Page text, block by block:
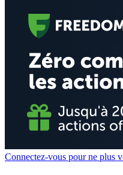
Connectez-vous pour ne plus